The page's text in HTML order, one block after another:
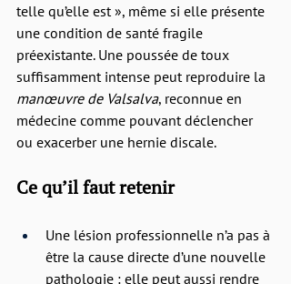
telle qu’elle est », même si elle présente
une condition de santé fragile
préexistante. Une poussée de toux
suffisamment intense peut reproduire la
manœuvre de Valsalva, reconnue en
médecine comme pouvant déclencher
ou exacerber une hernie discale.
Ce qu’il faut retenir
Une lésion professionnelle n’a pas à
être la cause directe d’une nouvelle
pathologie : elle peut aussi rendre